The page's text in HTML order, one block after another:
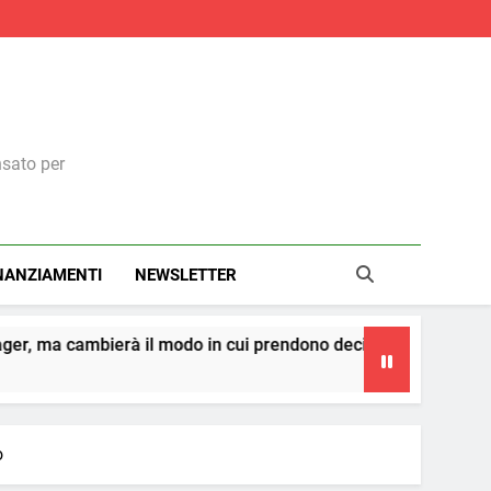
per
NEWSLETTER
in cui prendono decisioni